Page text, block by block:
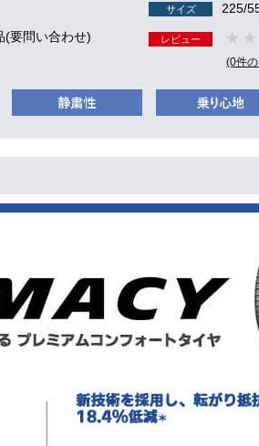
サイズ 225/
(要問い合わせ) レビュー
(0件